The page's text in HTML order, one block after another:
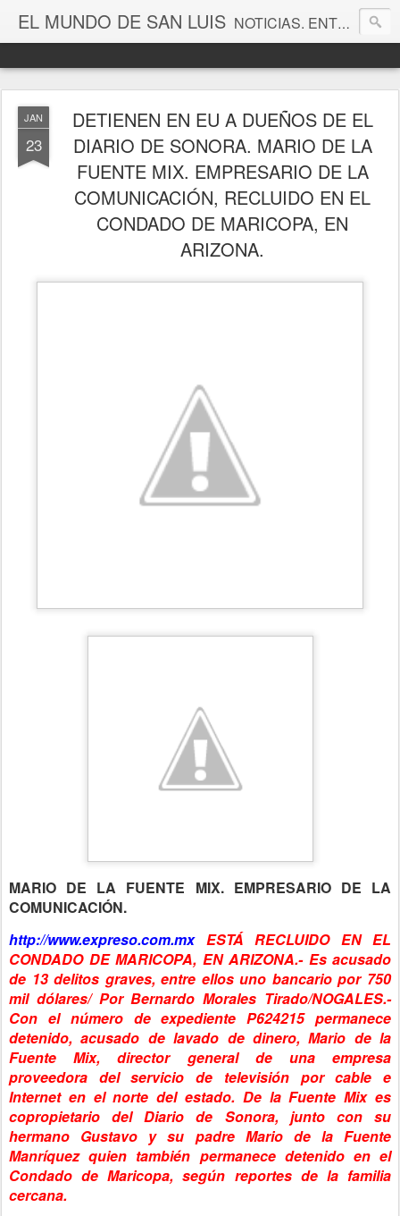
EL MUNDO DE SAN LUIS NOTICIAS. ENTRETENIMIENTO. EDITORIALES. CANAL DE VÍDEOS. GALERÍA DE FOTOGRAFÍAS.
JAN
23
DETIENEN EN EU A DUEÑOS DE EL
DIARIO DE SONORA. MARIO DE LA
FUENTE MIX. EMPRESARIO DE LA
COMUNICACIÓN, RECLUIDO EN EL
CONDADO DE MARICOPA, EN
ARIZONA.
MARIO DE LA FUENTE MIX. EMPRESARIO DE LA
COMUNICACIÓN.
http://www.expreso.com.mxESTÁ RECLUIDO EN EL
CONDADO DE MARICOPA, EN ARIZONA.- Es acusado
de 13 delitos graves, entre ellos uno bancario por 750
mil dólares/ Por Bernardo Morales Tirado/NOGALES.-
Con el número de expediente P624215 permanece
detenido, acusado de lavado de dinero, Mario de la
Fuente Mix, director general de una empresa
proveedora del servicio de televisión por cable e
Internet en el norte del estado. De la Fuente Mix es
copropietario del Diario de Sonora, junto con su
hermano Gustavo y su padre Mario de la Fuente
Manríquez quien también permanece detenido en el
Condado de Maricopa, según reportes de la familia
cercana.